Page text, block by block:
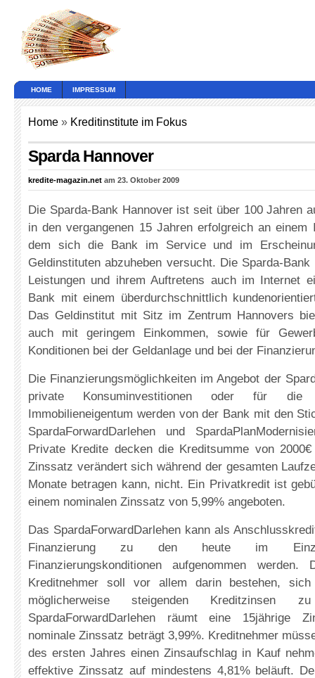
HOME IMPRESSUM
Home » Kreditinstitute im Fokus
Sparda Hannover
kredite-magazin.net am 23. Oktober 2009
Die Sparda-Bank Hannover ist seit über 100 Jahren
in den vergangenen 15 Jahren erfolgreich an einem
dem sich die Bank im Service und im
Geldinstituten abzuheben versucht. Die Sparda-
Leistungen und ihrem Auftretens auch im Internet
Bank mit einem überdurchschnittlich
Das Geldinstitut mit Sitz im Zentrum Hannovers
auch mit geringem Einkommen, sowie für
Konditionen bei der Geldanlage und bei der
Die Finanzierungsmöglichkeiten im Angebot der
private Konsuminvestitionen oder für die
Immobilieneigentum werden von der Bank mit den
SpardaForwardDarlehen und
Private Kredite decken die Kreditsumme von
Zinssatz verändert sich während der gesamten
Monate betragen kann, nicht. Ein Privatkredit ist
einem nominalen Zinssatz von 5,99% angeboten.
Das SpardaForwardDarlehen kann als
Finanzierung zu den heute im
Finanzierungskonditionen aufgenommen
Kreditnehmer soll vor allem darin bestehen,
möglicherweise steigenden Kreditzinsen
SpardaForwardDarlehen räumt eine 15jährige
nominale Zinssatz beträgt 3,99%. Kreditnehmer
des ersten Jahres einen Zinsaufschlag in Kauf
effektive Zinssatz auf mindestens 4,81% beläuft.